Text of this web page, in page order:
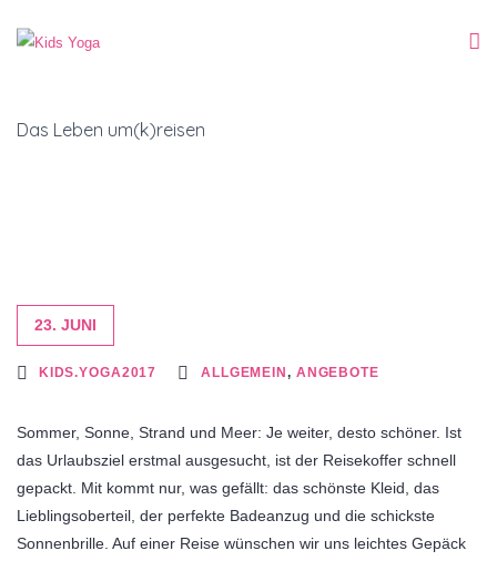
Das Leben um(k)reisen
23. JUNI
KIDS.YOGA2017 ALLGEMEIN, ANGEBOTE
Sommer, Sonne, Strand und Meer: Je weiter, desto schöner. Ist
das Urlaubsziel erstmal ausgesucht, ist der Reisekoffer schnell
gepackt. Mit kommt nur, was gefällt: das schönste Kleid, das
Lieblingsoberteil, der perfekte Badeanzug und die schickste
Sonnenbrille. Auf einer Reise wünschen wir uns leichtes Gepäck